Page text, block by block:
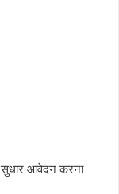
सुधार आवेदन करना